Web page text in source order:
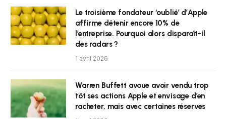
Le troisième fondateur ‘oublié’ d’Apple
affirme détenir encore 10% de
l’entreprise. Pourquoi alors disparaît-il
des radars ?
1 avril 2026
Warren Buffett avoue avoir vendu trop
tôt ses actions Apple et envisage d’en
racheter, mais avec certaines réserves